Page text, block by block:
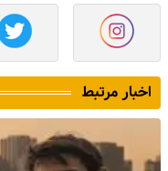
اخبار مرتبط